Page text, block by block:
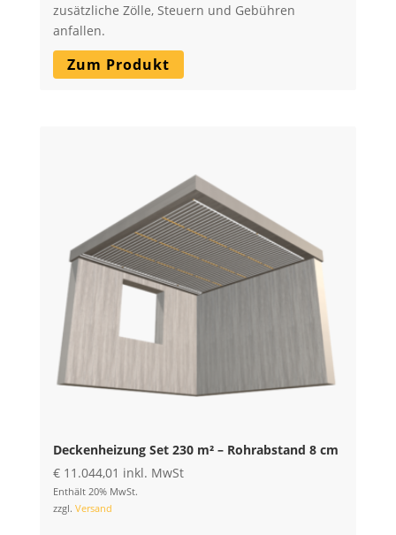
zusätzliche Zölle, Steuern und Gebühren
anfallen.
Zum Produkt
Deckenheizung Set 230 m² – Rohrabstand 8 cm
€11.044,01 inkl. MwSt
Enthält 20% MwSt.
zzgl. Versand